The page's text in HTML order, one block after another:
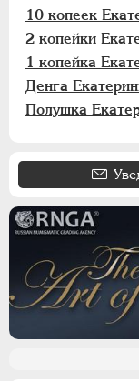
10 копеек
2 копейки
1 копейка
Денга
Полушка